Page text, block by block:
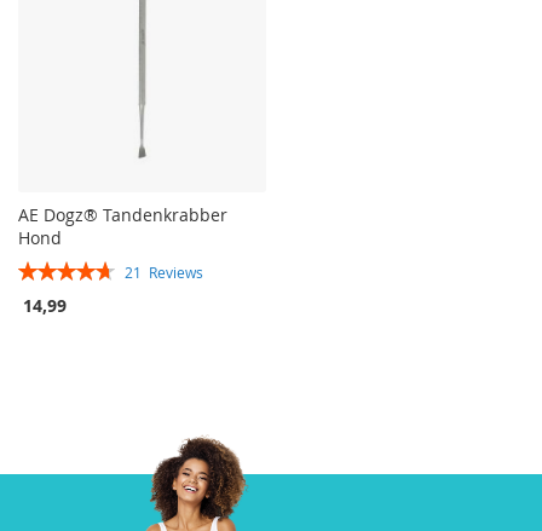
AE Dogz® Tandenkrabber
Hond
Rating:
21 Reviews
14,99